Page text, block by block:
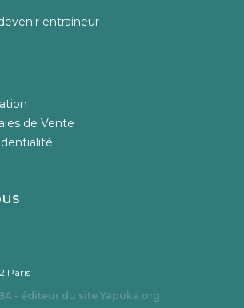
entraineur
de Vente
Paris
- éditeur du site Yapuka.org